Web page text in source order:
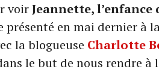
voirJeannette, l’enfance
présenté en mai dernier à
la blogueuse Charlotte
le but de nous rendre à